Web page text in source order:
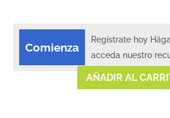
Comienza
Regístrate hoy
acceda nuestro
AÑADIR AL